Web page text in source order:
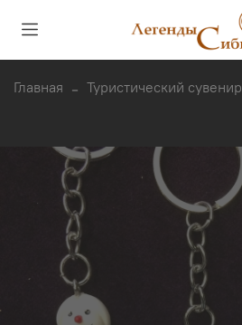
Главная Туристический сувенир